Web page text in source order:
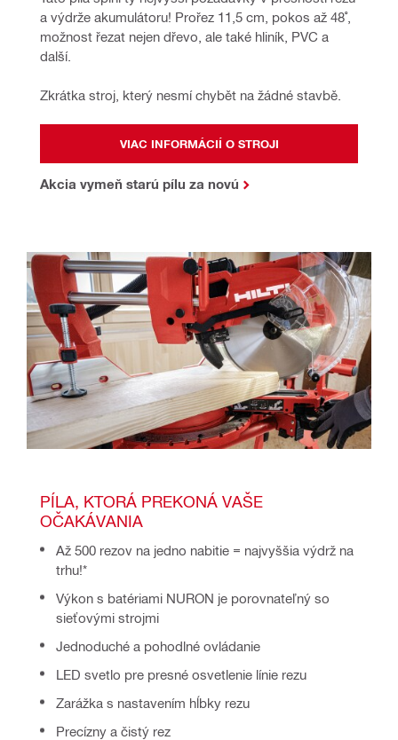
a výdrže akumulátoru! Prořez 11,5 cm, pokos až 48˚,
možnost řezat nejen dřevo, ale také hliník, PVC a
další.
Zkrátka stroj, který nesmí chybět na žádné stavbě.
VIAC INFORMÁCIÍ O STROJI
Akcia vymeň starú pílu za novú
PÍLA, KTORÁ PREKONÁ VAŠE
OČAKÁVANIA
Až 500 rezov na jedno nabitie = najvyššia výdrž na
trhu!*
Výkon s batériami NURON je porovnateľný so
sieťovými strojmi
Jednoduché a pohodlné ovládanie
LED svetlo pre presné osvetlenie línie rezu
Zarážka s nastavením hĺbky rezu
Precízny a čistý rez